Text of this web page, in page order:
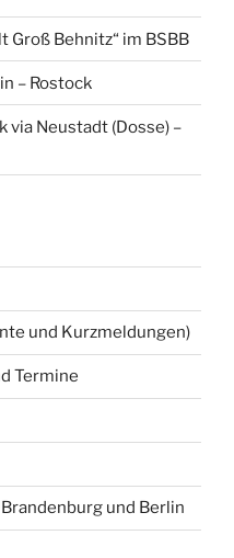
Groß Behnitz“ im BSBB
– Rostock
via Neustadt (Dosse) –
und Kurzmeldungen)
Termine
und Berlin